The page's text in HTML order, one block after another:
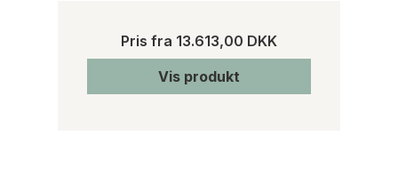
Pris fra 13.613,00 DKK
Vis produkt